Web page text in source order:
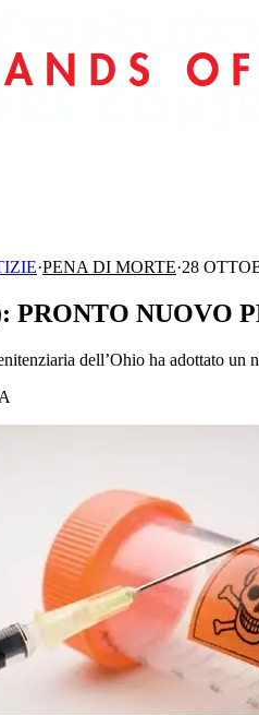
·PENA DI MORTE·28
PRONTO NUOVO
dell’Ohio ha adottato un